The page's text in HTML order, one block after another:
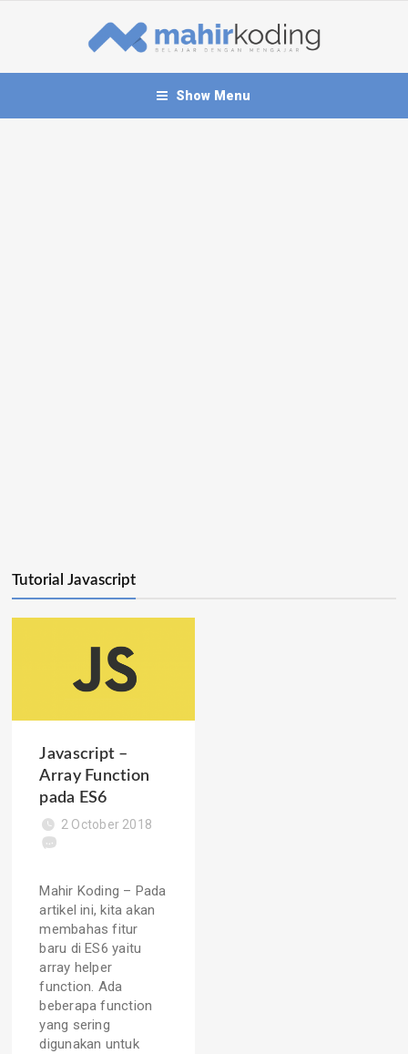
Show Menu
Tutorial Javascript
Javascript –
Array Function
pada ES6
2 October 2018
Mahir Koding – Pada
artikel ini, kita akan
membahas fitur
baru di ES6 yaitu
array helper
function. Ada
beberapa function
yang sering
digunakan untuk